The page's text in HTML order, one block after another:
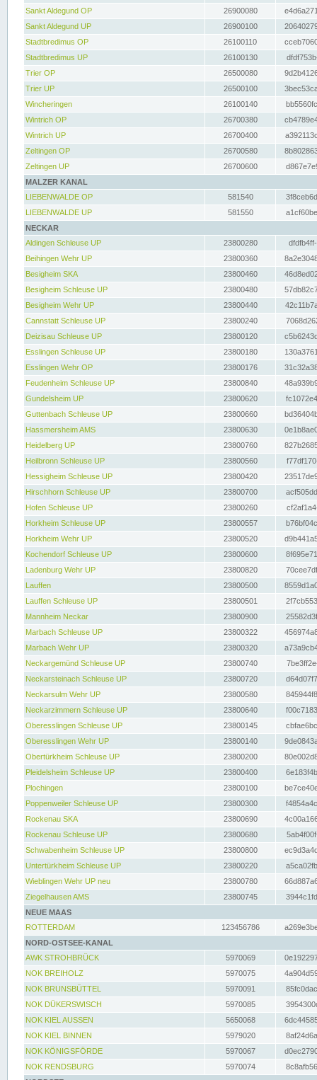
Sankt Aldegund OP
26900080
Sankt Aldegund UP
26900100
Stadtbredimus OP
26100110
Stadtbredimus UP
26100130
Trier OP
26500080
Trier UP
26500100
Wincheringen
26100140
Wintrich OP
26700380
Wintrich UP
26700400
Zeltingen OP
26700580
Zeltingen UP
26700600
MALZER KANAL
LIEBENWALDE OP
581540
LIEBENWALDE UP
581550
NECKAR
Aldingen Schleuse UP
23800280
Beihingen Wehr UP
23800360
Besigheim SKA
23800460
Besigheim Schleuse UP
23800480
Besigheim Wehr UP
23800440
Cannstatt Schleuse UP
23800240
Deizisau Schleuse UP
23800120
Esslingen Schleuse UP
23800180
Esslingen Wehr OP
23800176
Feudenheim Schleuse UP
23800840
Gundelsheim UP
23800620
Guttenbach Schleuse UP
23800660
Hassmersheim AMS
23800630
Heidelberg UP
23800760
Heilbronn Schleuse UP
23800560
Hessigheim Schleuse UP
23800420
Hirschhorn Schleuse UP
23800700
Hofen Schleuse UP
23800260
Horkheim Schleuse UP
23800557
Horkheim Wehr UP
23800520
Kochendorf Schleuse UP
23800600
Ladenburg Wehr UP
23800820
Lauffen
23800500
Lauffen Schleuse UP
23800501
Mannheim Neckar
23800900
Marbach Schleuse UP
23800322
Marbach Wehr UP
23800320
Neckargemünd Schleuse UP
23800740
Neckarsteinach Schleuse UP
23800720
Neckarsulm Wehr UP
23800580
Neckarzimmern Schleuse UP
23800640
Oberesslingen Schleuse UP
23800145
Oberesslingen Wehr UP
23800140
Obertürkheim Schleuse UP
23800200
Pleidelsheim Schleuse UP
23800400
Plochingen
23800100
Poppenweiler Schleuse UP
23800300
Rockenau SKA
23800690
Rockenau Schleuse UP
23800680
Schwabenheim Schleuse UP
23800800
Untertürkheim Schleuse UP
23800220
Wieblingen Wehr UP neu
23800780
Ziegelhausen AMS
23800745
NEUE MAAS
ROTTERDAM
123456786
NORD-OSTSEE-KANAL
AWK STROHBRÜCK
5970069
NOK BREIHOLZ
5970075
NOK BRUNSBÜTTEL
5970091
NOK DÜKERSWISCH
5970085
NOK KIEL AUSSEN
5650068
NOK KIEL BINNEN
5979020
NOK KÖNIGSFÖRDE
5970067
NOK RENDSBURG
5970074